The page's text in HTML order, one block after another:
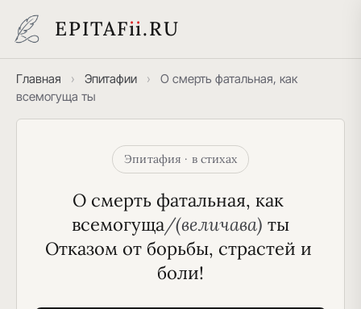
EPITAFii.RU
Главная › Эпитафии ›
О смерть фатальная, как
всемогуща ты
Эпитафия · в стихах
О смерть фатальная, как
всемогуща/(величава) ты
Отказом от борьбы, страстей и
боли!